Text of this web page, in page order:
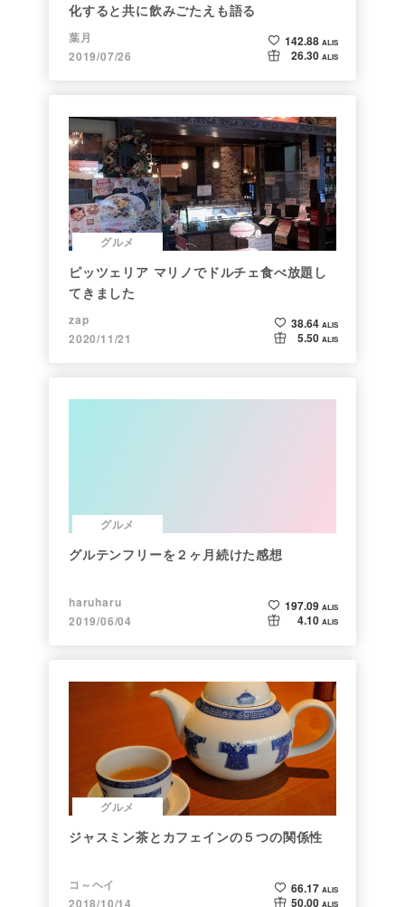
化すると共に飲みごたえも語る
葉月
2019/07/26
142.88 ALIS
26.30 ALIS
グルメ
ピッツェリア マリノでドルチェ食べ放題し
てきました
zap
2020/11/21
38.64 ALIS
5.50 ALIS
グルメ
グルテンフリーを２ヶ月続けた感想
haruharu
2019/06/04
197.09 ALIS
4.10 ALIS
グルメ
ジャスミン茶とカフェインの５つの関係性
コ～ヘイ
2018/10/14
66.17 ALIS
50.00 ALIS